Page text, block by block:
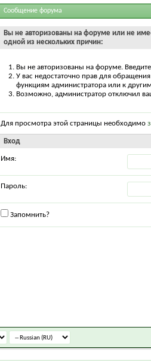
Сообщение форума
Вы не авторизованы на форуме или не
одной из нескольких причин:
Вы не авторизованы на форуме.
У вас недостаточно прав для
функциям администратора или к
Возможно, администратор отключил
Для просмотра этой страницы необходимо
Вход
Имя:
Пароль:
Запомнить?